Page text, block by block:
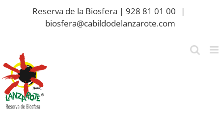
Reserva de la Biosfera | 928 81 01 00
|
biosfera@cabildodelanzarote.com